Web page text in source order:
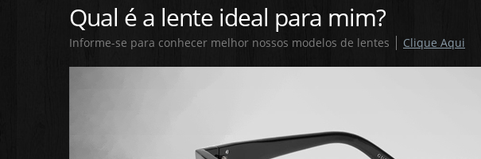
Qual é a lente ideal para mim?
Informe-se para conhecer melhor nossos modelos de lentes Clique Aqui